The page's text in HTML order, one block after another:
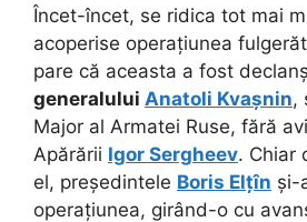
Încet-încet, se ridica tot mai
acoperise operațiunea
pare că aceasta a fost
generalului Anatoli Kvașnin,
Major al Armatei Ruse, fără
Apărării Igor Sergheev. Chiar
el, președintele Boris Elțîn și-
operațiunea, girând-o cu